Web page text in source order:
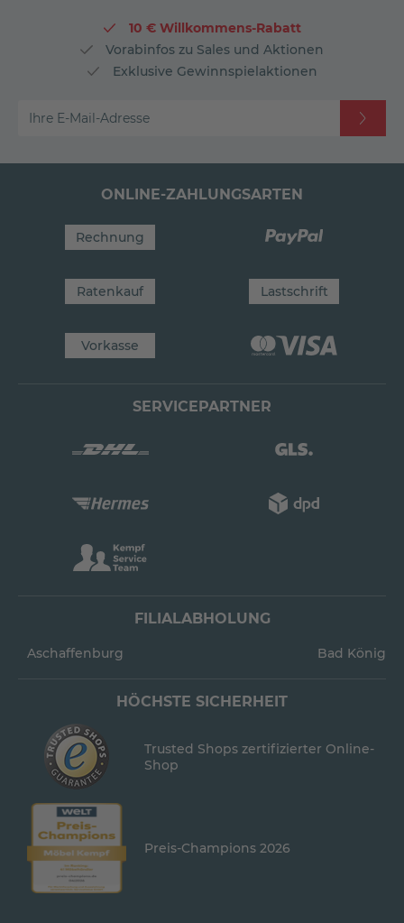
10 € Willkommens-Rabatt
Vorabinfos zu Sales und Aktionen
Exklusive Gewinnspielaktionen
Ihre E-Mail-Adresse
ONLINE-ZAHLUNGSARTEN
Rechnung
Ratenkauf Lastschrift
Vorkasse
SERVICEPARTNER
FILIALABHOLUNG
Aschaffenburg Bad König
HÖCHSTE SICHERHEIT
Trusted Shops zertifizierter Online-
Shop
Preis-Champions 2026